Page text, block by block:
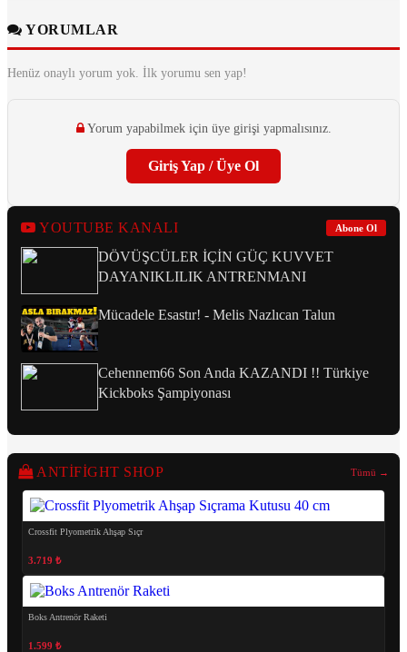
YORUMLAR
Henüz onaylı yorum yok. İlk yorumu sen yap!
Yorum yapabilmek için üye girişi yapmalısınız.
Giriş Yap / Üye Ol
YOUTUBE KANALI Abone Ol
DÖVÜŞCÜLER İÇİN GÜÇ KUVVET
DAYANIKLILIK ANTRENMANI
Mücadele Esastır! - Melis Nazlıcan Talun
Cehennem66 Son Anda KAZANDI !! Türkiye
Kickboks Şampiyonası
ANTIFIGHT SHOP Tümü →
Crossfit Plyometrik Ahşap Sıçr
3.719 ₺
Boks Antrenör Raketi
1.599 ₺